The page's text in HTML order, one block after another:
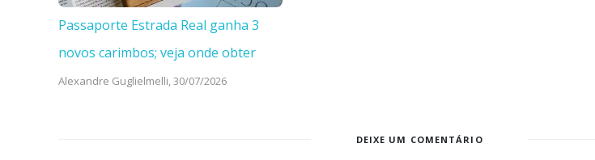
Passaporte Estrada Real ganha 3
novos carimbos; veja onde obter
Alexandre Guglielmelli, 30/07/2026
DEIXE UM COMENTÁRIO